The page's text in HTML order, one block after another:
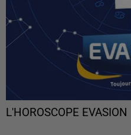
L'HOROSCOPE EVASION